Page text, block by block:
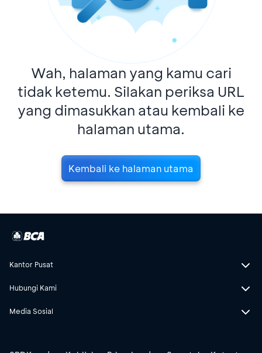
Wah, halaman yang kamu cari
tidak ketemu. Silakan periksa URL
yang dimasukkan atau kembali ke
halaman utama.
Kembali ke halaman utama
Kantor Pusat
Hubungi Kami
Media Sosial